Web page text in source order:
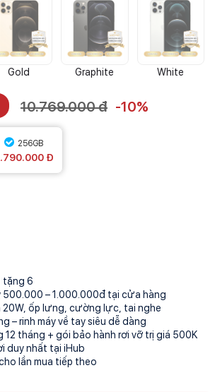
Gold Graphite White
10.769.000 đ -10%
256GB
Đ
tặng 6
500.000 – 1.000.000đ tại cửa hàng
20W, ốp lưng, cường lực, tai nghe
– rinh máy về tay siêu dễ dàng
12 tháng + gói bảo hành rơi vỡ trị giá 500K
duy nhất tại iHub
lần mua tiếp theo